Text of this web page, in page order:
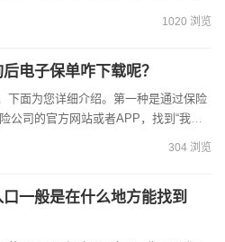
后打印即可。若页...
1020 浏览
电子保单咋下载呢？
公司的官方网站或者APP，找到“我的
就能看到您已投保的保单，...
304 浏览
一般是在什么地方能找到